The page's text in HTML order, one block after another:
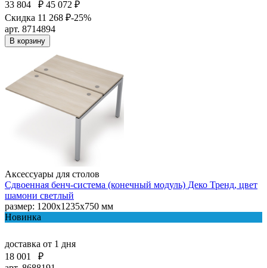
33 804
₽ 45 072 ₽
Скидка 11 268 ₽-25%
арт. 8714894
В корзину
Аксессуары для столов
Сдвоенная бенч-система (конечный модуль) Деко Тренд, цвет
шамони светлый
размер: 1200х1235х750 мм
Новинка
доставка от 1 дня
18 001
₽